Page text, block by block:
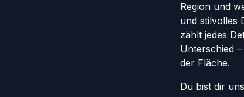
Region und
und stilvolles
zählt jedes
Unterschied
der Fläche.
Du bist dir